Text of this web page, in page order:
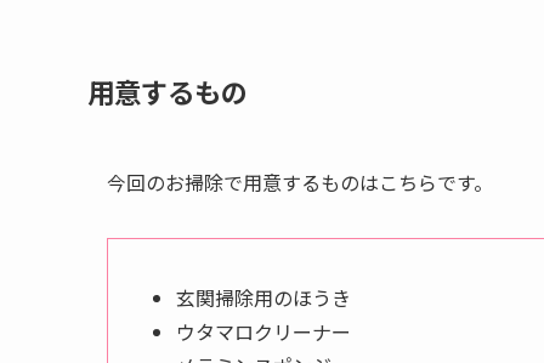
用意するもの
今回のお掃除で用意するものはこちらです。
玄関掃除用のほうき
ウタマロクリーナー